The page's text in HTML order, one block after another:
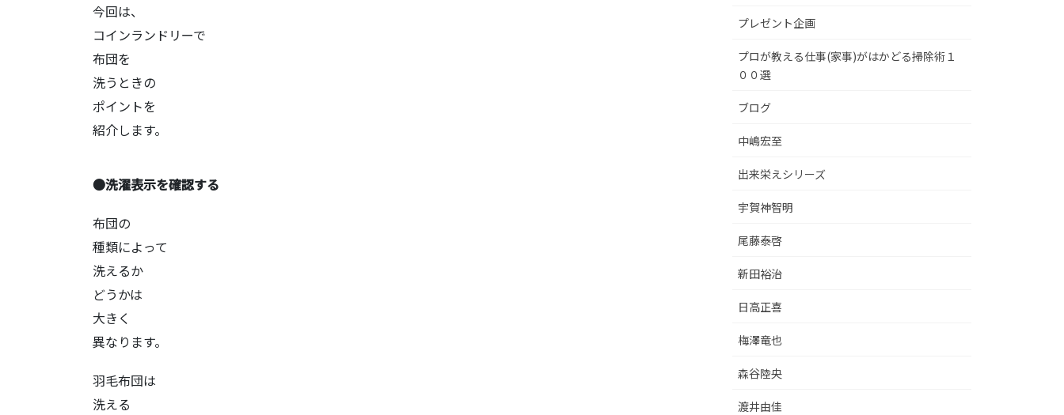
今回は、
コインランドリーで
布団を
洗うときの
ポイントを
紹介します。
●洗濯表示を確認する
布団の
種類によって
洗えるか
どうかは
大きく
異なります。
羽毛布団は
洗える
プレゼント企画
プロが教える仕事(家事)がはかどる掃除術１
００選
ブログ
中嶋宏至
出来栄えシリーズ
宇賀神智明
尾藤泰啓
新田裕治
日高正喜
梅澤竜也
森谷陸央
渡井由佳